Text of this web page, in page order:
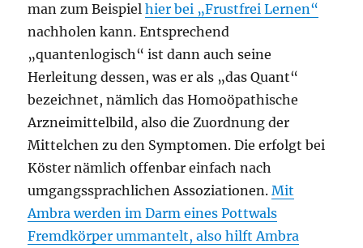
man zum Beispielhier bei „Frustfrei Lernen“
nachholen kann. Entsprechend
„quantenlogisch“ ist dann auch seine
Herleitung dessen, was er als „das Quant“
bezeichnet, nämlich das Homoöpathische
Arzneimittelbild, also die Zuordnung der
Mittelchen zu den Symptomen. Die erfolgt bei
Köster nämlich offenbar einfach nach
umgangssprachlichen Assoziationen.Mit
Ambra werden im Darm eines Pottwals
Fremdkörper ummantelt, also hilft Ambra